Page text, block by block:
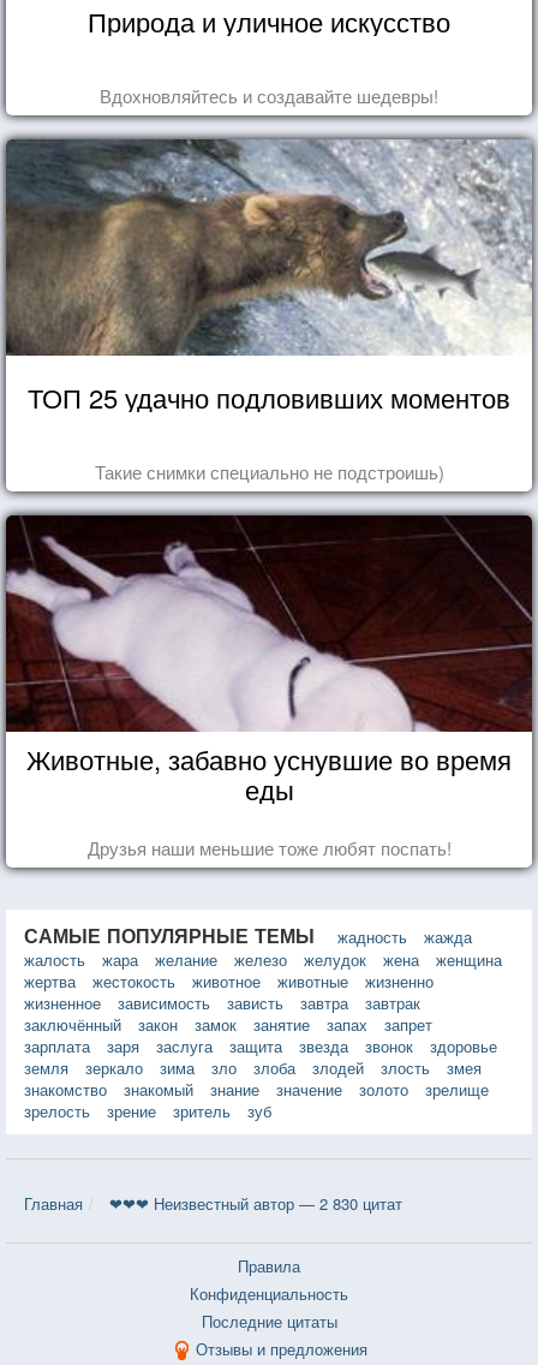
Природа и уличное искусство
Вдохновляйтесь и создавайте шедевры!
ТОП 25 удачно подловивших моментов
Такие снимки специально не подстроишь)
Животные, забавно уснувшие во время
еды
Друзья наши меньшие тоже любят поспать!
САМЫЕ ПОПУЛЯРНЫЕ ТЕМЫ жадность
жажда
жалость
жара желание железо желудок жена
женщина
жертва
жестокость животное животные
жизненно
жизненное
зависимость зависть завтра
завтрак
заключённый
закон замок занятие запах
запрет
зарплата
заря заслуга защита звезда звонок
здоровье
земля
зеркало зима зло злоба злодей злость
змея
знакомство
знакомый знание значение золото
зрелище
зрелость
зрение зритель зуб
Главная ❤❤❤ Неизвестный автор — 2 830 цитат
Правила
Конфиденциальность
Последние цитаты
Отзывы и предложения